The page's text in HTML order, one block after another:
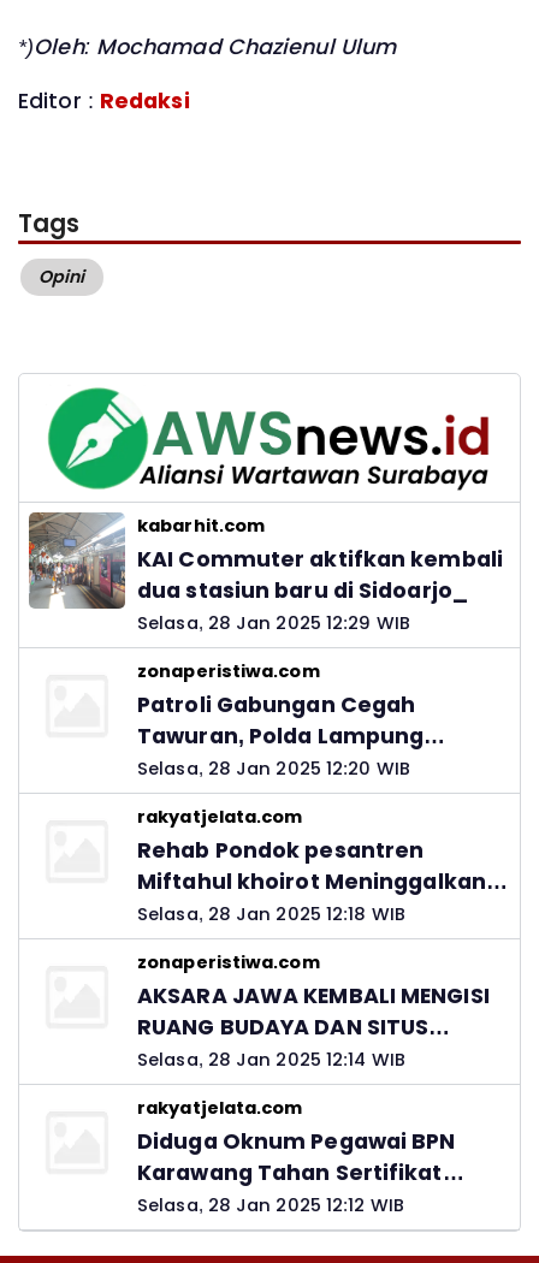
*)Oleh: Mochamad Chazienul Ulum
Editor : Redaksi
Tags
Opini
kabarhit.com
KAI Commuter aktifkan kembali
dua stasiun baru di Sidoarjo_
Selasa, 28 Jan 2025 12:29 WIB
zonaperistiwa.com
Patroli Gabungan Cegah
Tawuran, Polda Lampung
Ingatkan Peran Orang Tua
Selasa, 28 Jan 2025 12:20 WIB
rakyatjelata.com
Rehab Pondok pesantren
Miftahul khoirot Meninggalkan
Hutang Ke Material, Mantan
Kadis PUPR Harus Bertanggung
Jawab
Selasa, 28 Jan 2025 12:18 WIB
zonaperistiwa.com
AKSARA JAWA KEMBALI MENGISI
RUANG BUDAYA DAN SITUS
LELUHUR NUSANTARA
Selasa, 28 Jan 2025 12:14 WIB
rakyatjelata.com
Diduga Oknum Pegawai BPN
Karawang Tahan Sertifikat
Pemohon PTSL
Selasa, 28 Jan 2025 12:12 WIB